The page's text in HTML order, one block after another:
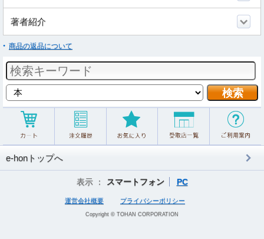
著者紹介
商品の返品について
e-honトップへ
表示 ： スマートフォン PC
運営会社概要 プライバシーポリシー
Copyright © TOHAN CORPORATION